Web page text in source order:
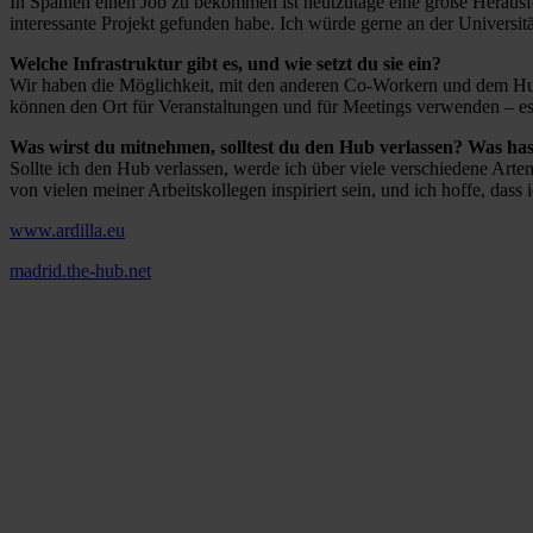
interessante Projekt gefunden habe. Ich würde gerne an der
Welche Infrastruktur gibt es, und wie setzt du sie ein?
Wir haben die Möglichkeit, mit den anderen Co-Workern und dem
können den Ort für Veranstaltungen und für Meetings verwenden –
Was wirst du mitnehmen, solltest du den Hub verlassen? Was
Sollte ich den Hub verlassen, werde ich über viele verschiedene
von vielen meiner Arbeitskollegen inspiriert sein, und ich hoffe,
www.ardilla.eu
madrid.the-hub.net